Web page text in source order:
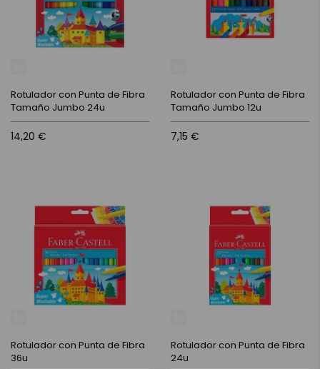
Rotulador con Punta de Fibra
Tamaño Jumbo 24u
14,20 €
Rotulador con Punta de Fibra
Tamaño Jumbo 12u
7,15 €
Rotulador con Punta de Fibra
36u
Rotulador con Punta de Fibra
24u